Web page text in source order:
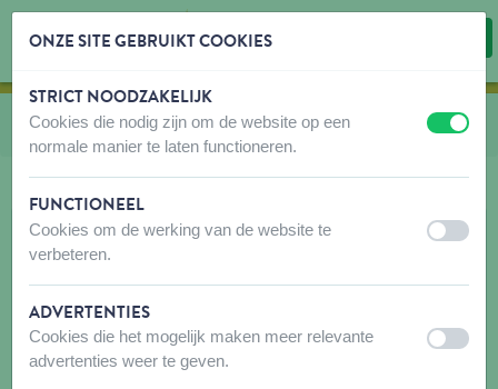
Inhoud overslaan
Taalkeuze overslaan
U bevindt zich hier:
vanKooi accessoires
ONZE SITE GEBRUIKT COOKIES
STRICT NOODZAKELIJK
Cookies die nodig zijn om de website op een
normale manier te laten functioneren.
uit aan
FUNCTIONEEL
Cookies om de werking van de website te
verbeteren.
uit aan
ADVERTENTIES
Cookies die het mogelijk maken meer relevante
advertenties weer te geven.
uit aan